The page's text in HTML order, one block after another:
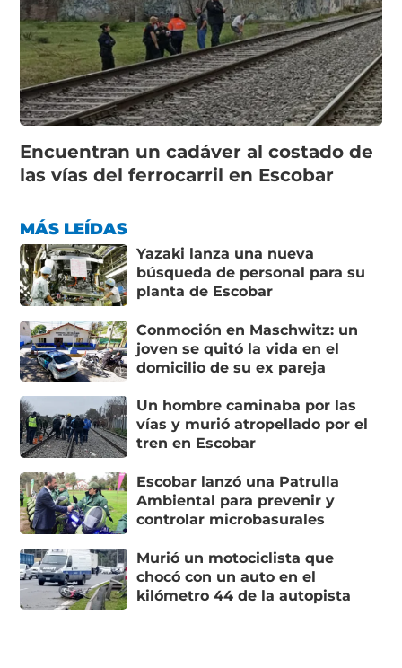
Encuentran un cadáver al costado de
las vías del ferrocarril en Escobar
MÁS LEÍDAS
Yazaki lanza una nueva
búsqueda de personal para su
planta de Escobar
Conmoción en Maschwitz: un
joven se quitó la vida en el
domicilio de su ex pareja
Un hombre caminaba por las
vías y murió atropellado por el
tren en Escobar
Escobar lanzó una Patrulla
Ambiental para prevenir y
controlar microbasurales
Murió un motociclista que
chocó con un auto en el
kilómetro 44 de la autopista